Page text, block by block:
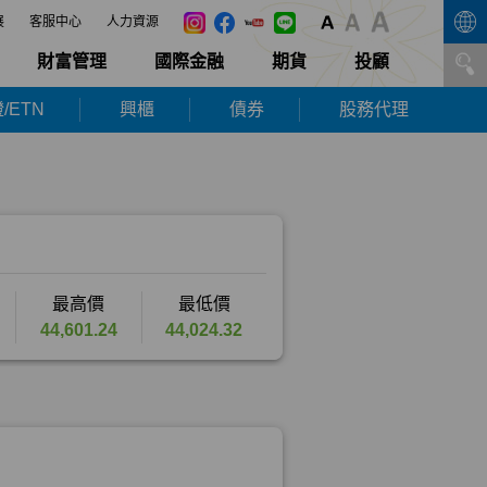
客服中心 人力資源
財富管理 國際金融 期貨 投顧
ETN 興櫃 債券 股務代理